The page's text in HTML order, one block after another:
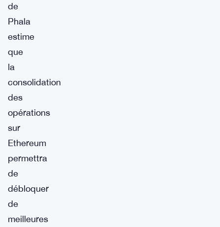
de
Phala
estime
que
la
consolidation
des
opérations
sur
Ethereum
permettra
de
débloquer
de
meilleures